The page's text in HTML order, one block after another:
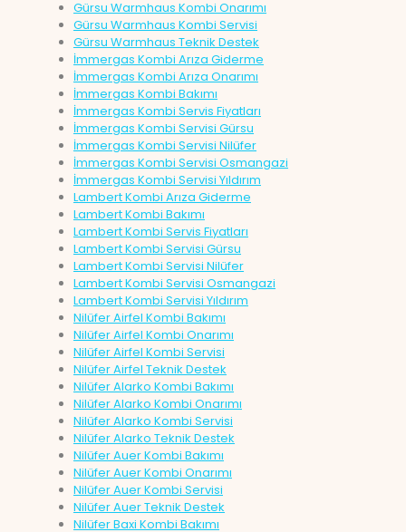
Gürsu Warmhaus Kombi Onarımı
Gürsu Warmhaus Kombi Servisi
Gürsu Warmhaus Teknik Destek
İmmergas Kombi Arıza Giderme
İmmergas Kombi Arıza Onarımı
İmmergas Kombi Bakımı
İmmergas Kombi Servis Fiyatları
İmmergas Kombi Servisi Gürsu
İmmergas Kombi Servisi Nilüfer
İmmergas Kombi Servisi Osmangazi
İmmergas Kombi Servisi Yıldırım
Lambert Kombi Arıza Giderme
Lambert Kombi Bakımı
Lambert Kombi Servis Fiyatları
Lambert Kombi Servisi Gürsu
Lambert Kombi Servisi Nilüfer
Lambert Kombi Servisi Osmangazi
Lambert Kombi Servisi Yıldırım
Nilüfer Airfel Kombi Bakımı
Nilüfer Airfel Kombi Onarımı
Nilüfer Airfel Kombi Servisi
Nilüfer Airfel Teknik Destek
Nilüfer Alarko Kombi Bakımı
Nilüfer Alarko Kombi Onarımı
Nilüfer Alarko Kombi Servisi
Nilüfer Alarko Teknik Destek
Nilüfer Auer Kombi Bakımı
Nilüfer Auer Kombi Onarımı
Nilüfer Auer Kombi Servisi
Nilüfer Auer Teknik Destek
Nilüfer Baxi Kombi Bakımı